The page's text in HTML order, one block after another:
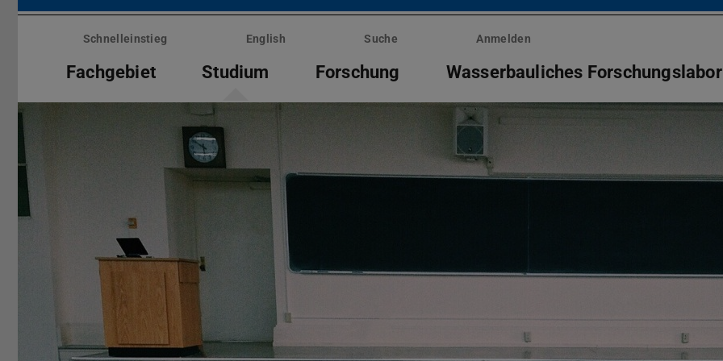
Menü
überspringenSchnelleinstieg English Suche Anmelden
Fachgebiet Studium Forschung Wasserbauliches Forschungslabor